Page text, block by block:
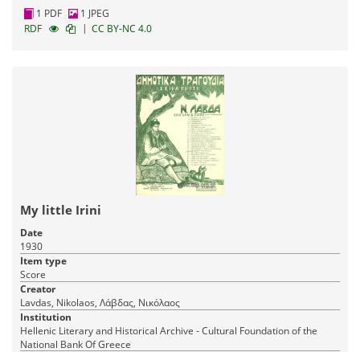
1 PDF
1 JPEG
RDF
| CC BY-NC 4.0
My little Irini
Date
1930
Item type
Score
Creator
Lavdas, Nikolaos, Λάβδας, Νικόλαος
Institution
Hellenic Literary and Historical Archive - Cultural Foundation of the
National Bank Of Greece